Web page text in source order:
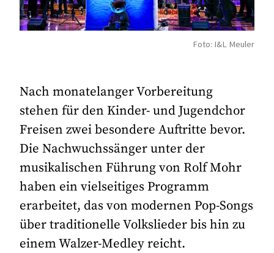
Foto: I&L Meuler
Nach monatelanger Vorbereitung
stehen für den Kinder- und Jugendchor
Freisen zwei besondere Auftritte bevor.
Die Nachwuchssänger unter der
musikalischen Führung von Rolf Mohr
haben ein vielseitiges Programm
erarbeitet, das von modernen Pop-Songs
über traditionelle Volkslieder bis hin zu
einem Walzer-Medley reicht.